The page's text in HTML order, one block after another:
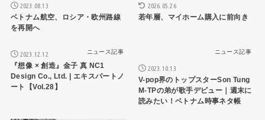
2023.08.13
ベトナム航空、ロシア・欧州路線
を再開へ
2026.05.26
若年層、マイホーム購入に前向き
ニュース記事
2023.12.12
『想像 × 創造』金子 真 NC1
Design Co., Ltd. | エキスパートノ
ート【Vol.28】
ニュース記事
2023.10.13
V-pop界のトップスターSon Tung
M-TPの弟が歌手デビュー｜週末に
読みたい！ベトナム時事ネタ帳